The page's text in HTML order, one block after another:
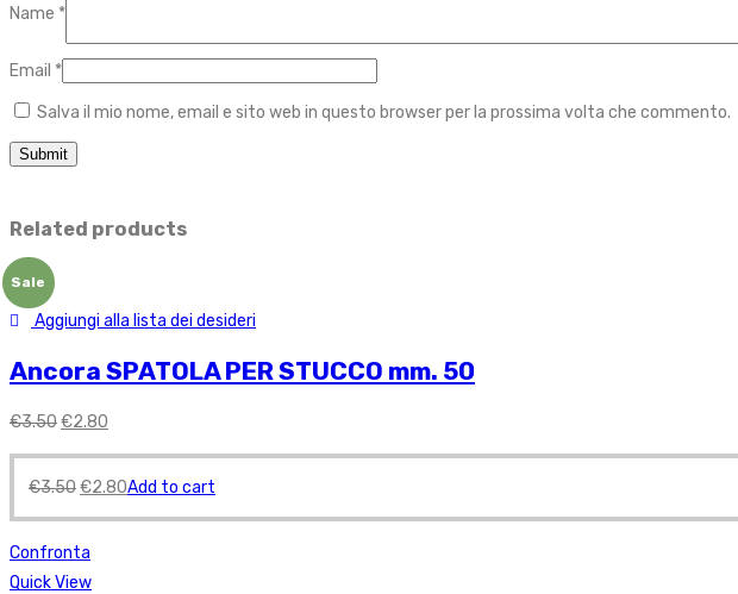
Name *
Email *
Salva il mio nome, email e sito web in questo browser per la prossima volta che commento.
Related products
Sale
Aggiungi alla lista dei desideri
Ancora SPATOLA PER STUCCO mm. 50
€3.50€2.80
€3.50€2.80Add to cart
Confronta
Quick View